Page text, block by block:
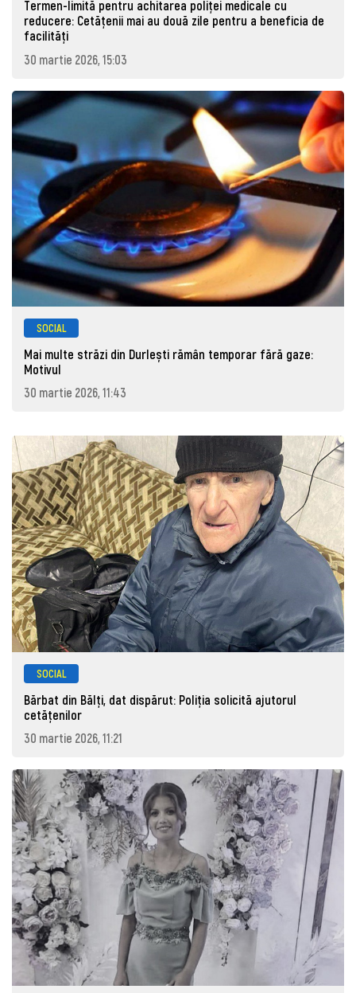
Termen-limită pentru achitarea poliței medicale cu
reducere: Cetățenii mai au două zile pentru a beneficia de
facilități
30 martie 2026, 15:03
SOCIAL
Mai multe străzi din Durlești rămân temporar fără gaze:
Motivul
30 martie 2026, 11:43
SOCIAL
Bărbat din Bălți, dat dispărut: Poliţia solicită ajutorul
cetăţenilor
30 martie 2026, 11:21